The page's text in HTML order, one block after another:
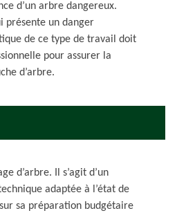
d’un arbre dangereux.
présente un danger
de ce type de travail doit
pour assurer la
d’arbre.
d’arbre. Il s’agit d’un
adaptée à l’état de
sa préparation budgétaire